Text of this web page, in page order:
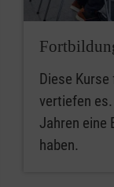
Diese
vertiefen
Jahren eine
haben.